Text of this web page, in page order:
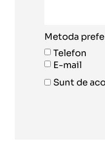
Metoda
Telefon
E-mail
Sunt de